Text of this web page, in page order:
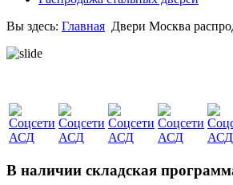
Вы здесь: Главная Двери Москва
В наличии складская